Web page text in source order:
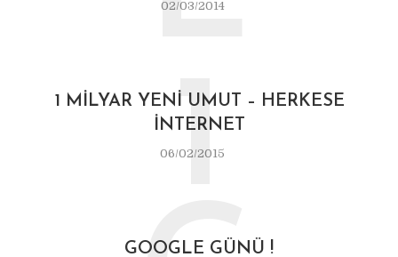
02/03/2014
1 MILYAR YENI UMUT – HERKESE
İNTERNET
06/02/2015
1
GOOGLE GÜNÜ !